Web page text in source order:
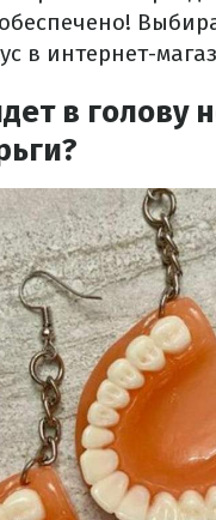
в интернет-
в голову